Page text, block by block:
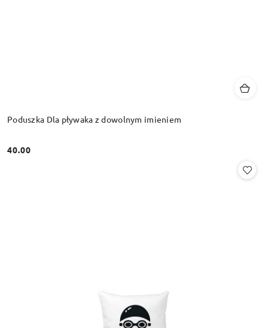
Poduszka Dla pływaka z dowolnym imieniem
Cena:
40.00